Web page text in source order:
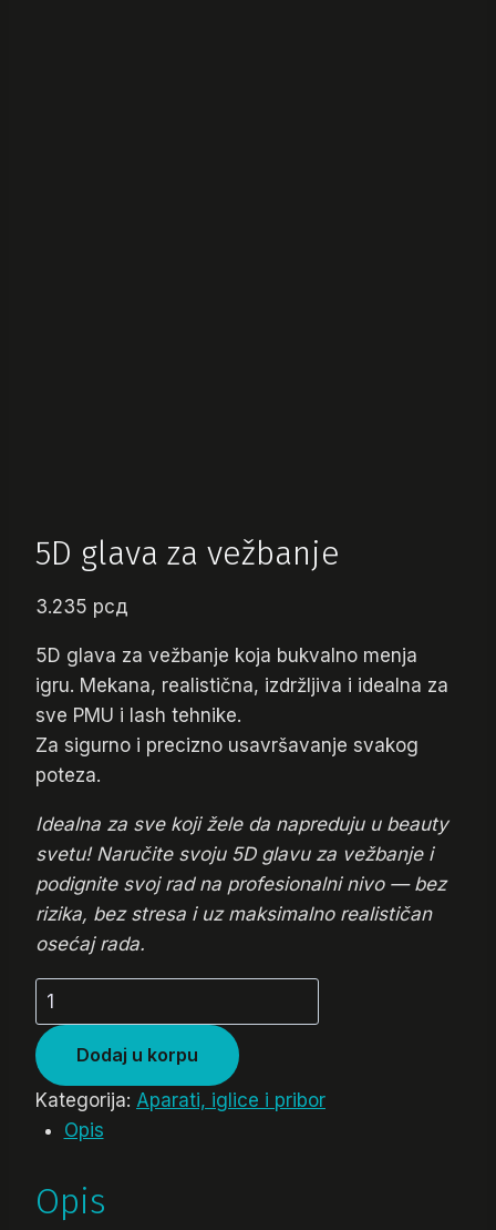
5D glava za vežbanje
3.235 рсд
5D glava za vežbanje koja bukvalno menja
igru. Mekana, realistična, izdržljiva i idealna za
sve PMU i lash tehnike.
Za sigurno i precizno usavršavanje svakog
poteza.
Idealna za sve koji žele da napreduju u beauty
svetu! Naručite svoju 5D glavu za vežbanje i
podignite svoj rad na profesionalni nivo — bez
rizika, bez stresa i uz maksimalno realističan
osećaj rada.
5D
glava
za
vežbanje
količina
Dodaj u korpu
Kategorija: Aparati, iglice i pribor
Opis
Opis